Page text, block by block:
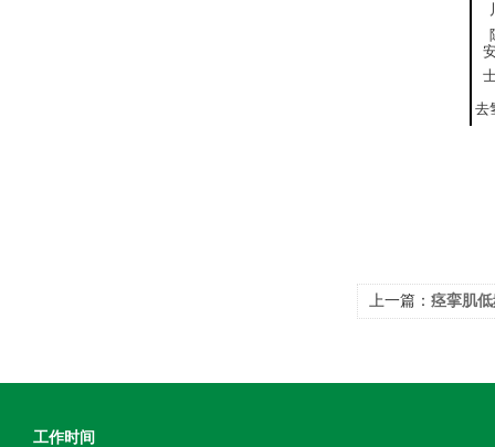
去
上一篇： 痉挛肌
工作时间